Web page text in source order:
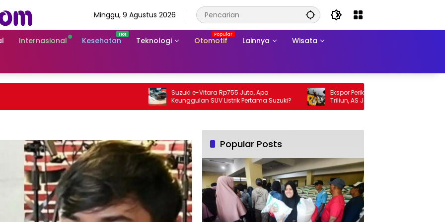
Minggu, 9 Agustus 2026
Internasional Kesehatan Teknologi Otomotif Lainnya Wisata
Suzuki e-Vitara Rp755 Juta, Apa
Keunggulan SUV Listrik Pertama Suzuki?
Ekspor Perikanan 2025 Tembus Rp105
Triliun, AS Jadi Pasar Utama
Popular Posts